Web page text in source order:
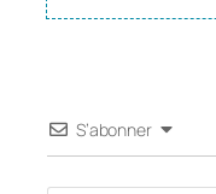
S’abonner